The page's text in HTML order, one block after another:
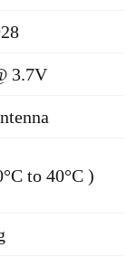
3.7V
to 40°C )